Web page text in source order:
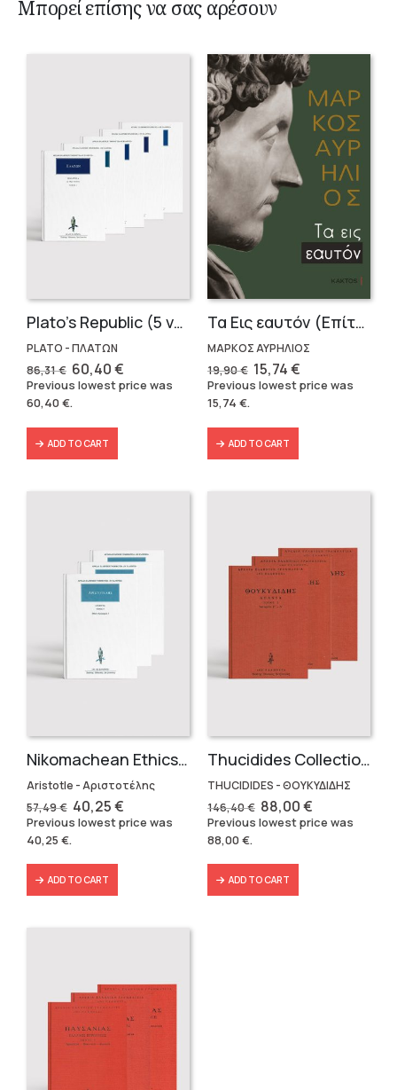
Μπορεί επίσης να σας αρέσουν
Plato’s Republic (5 volumes)
PLATO - ΠΛΑΤΩΝ
86,31€ Original
price
was:
86,31 €.
60,40€Current
price
is:
Previous lowest price was
60,40€.
ADD TO CART
Τα Εις εαυτόν (Επίτομο) – Μάρκος Αυρήλιος
ΜΑΡΚΟΣ ΑΥΡΗΛΙΟΣ
19,90€ Original
price
was:
15,74€Current
price
is:
Previous lowest price was
15,74 €.
ADD TO CART
Nikomachean Ethics (3 volumes)
Aristotle - Αριστοτέλης
57,49€ Original
price
was:
57,49 €.
40,25€Current
price
is:
Previous lowest price was
40,25 €.
ADD TO CART
Thucidides Collection – Hardbound Edition (4 volumes)
THUCIDIDES - ΘΟΥΚΥΔΙΔΗΣ
146,40€ Original
price
was:
88,00€Current
price
is:
Previous lowest price was
88,00€.
ADD TO CART